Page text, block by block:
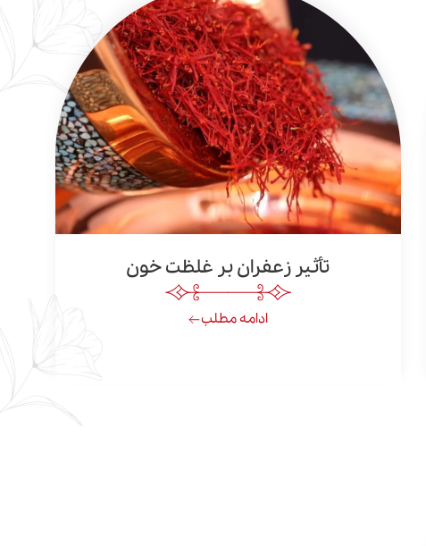
تأثیر زعفران بر غلظت خون
ادامه مطلب